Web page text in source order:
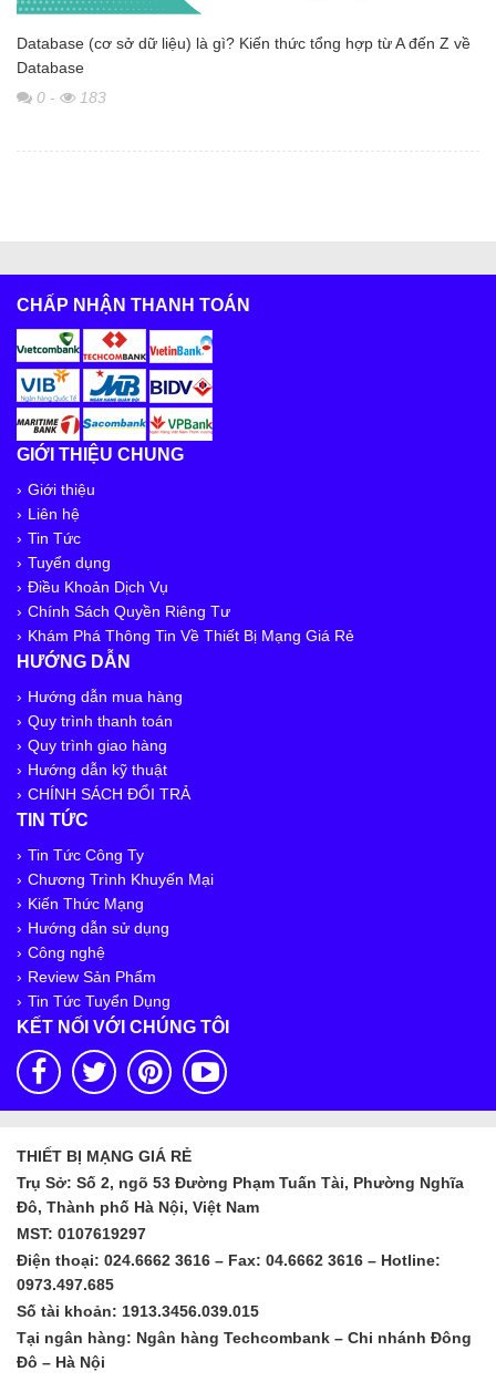
Database (cơ sở dữ liệu) là gì? Kiến thức tổng hợp từ A đến Z về
Database
0 - 183
CHẤP NHẬN THANH TOÁN
GIỚI THIỆU CHUNG
Giới thiệu
Liên hệ
Tin Tức
Tuyển dụng
Điều Khoản Dịch Vụ
Chính Sách Quyền Riêng Tư
Khám Phá Thông Tin Về Thiết Bị Mạng Giá Rẻ
HƯỚNG DẪN
Hướng dẫn mua hàng
Quy trình thanh toán
Quy trình giao hàng
Hướng dẫn kỹ thuật
CHÍNH SÁCH ĐỔI TRẢ
TIN TỨC
Tin Tức Công Ty
Chương Trình Khuyến Mại
Kiến Thức Mạng
Hướng dẫn sử dụng
Công nghệ
Review Sản Phẩm
Tin Tức Tuyển Dụng
KẾT NỐI VỚI CHÚNG TÔI
THIẾT BỊ MẠNG GIÁ RẺ
Trụ Sở: Số 2, ngõ 53 Đường Phạm Tuấn Tài, Phường Nghĩa
Đô, Thành phố Hà Nội, Việt Nam
MST: 0107619297
Điện thoại: 024.6662 3616 – Fax: 04.6662 3616 – Hotline:
0973.497.685
Số tài khoản: 1913.3456.039.015
Tại ngân hàng: Ngân hàng Techcombank – Chi nhánh Đông
Đô – Hà Nội